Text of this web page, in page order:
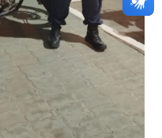
de depoimentos
no decorrer da
educacional.